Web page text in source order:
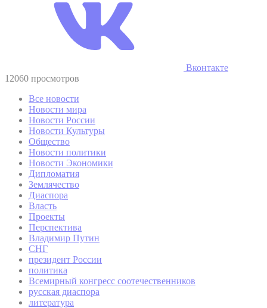
Вконтакте
12060 просмотров
Все новости
Новости мира
Новости России
Новости Культуры
Общество
Новости политики
Новости Экономики
Дипломатия
Землячество
Диаспора
Власть
Проекты
Перспектива
Владимир Путин
СНГ
президент России
политика
Всемирный конгресс соотечественников
русская диаспора
литература